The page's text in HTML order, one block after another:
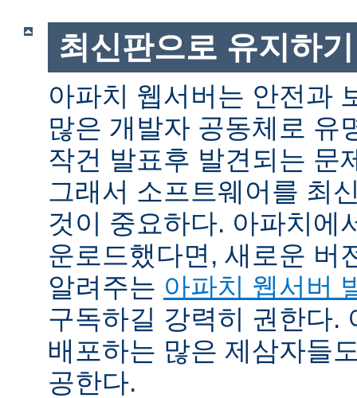
최신판으로 유지하기
아파치 웹서버는 안전과
많은 개발자 공동체로 유
작건 발표후 발견되는 문
그래서 소프트웨어를 최
것이 중요하다. 아파치에
운로드했다면, 새로운 버
알려주는 아파치 웹서버
구독하길 강력히 권한다.
배포하는 많은 제삼자들
공한다.